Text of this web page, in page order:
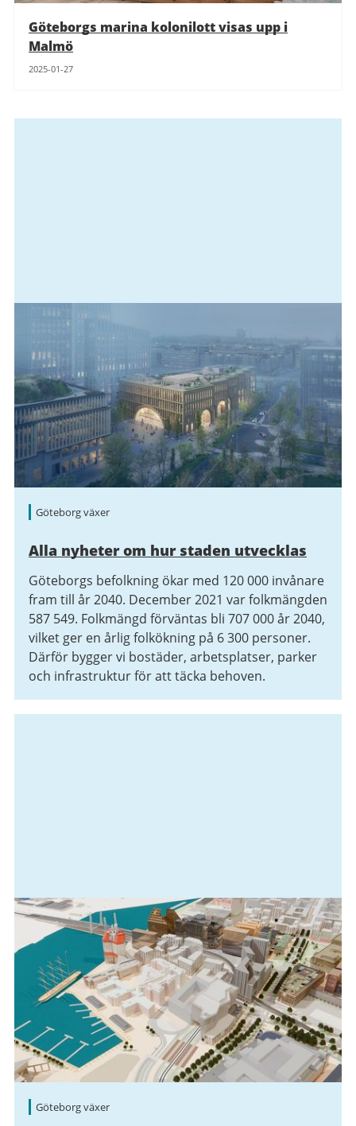
Göteborgs marina kolonilott visas upp i
Malmö
2025-01-27
Göteborg växer
Alla nyheter om hur staden utvecklas
Göteborgs befolkning ökar med 120 000 invånare
fram till år 2040. December 2021 var folkmängden
587 549. Folkmängd förväntas bli 707 000 år 2040,
vilket ger en årlig folkökning på 6 300 personer.
Därför bygger vi bostäder, arbetsplatser, parker
och infrastruktur för att täcka behoven.
Göteborg växer